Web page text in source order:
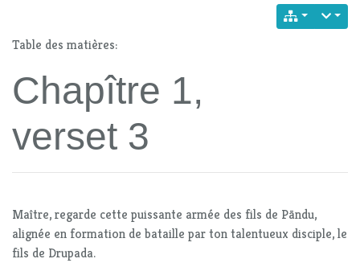
Table des matières:
Chapître 1,
verset 3
Maître, regarde cette puissante armée des fils de Pāndu,
alignée en formation de bataille par ton talentueux disciple, le
fils de Drupada.